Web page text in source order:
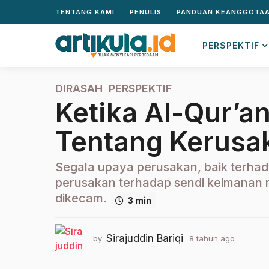
TENTANG KAMI PENULIS PANDUAN
PERSPEKTIF
8
t
a
h
n
g
o
t
a
DIRASAH ,PERSPEKTIF
Ketika Al-
Tentang
Segala upaya perusakan, baik
perusakan terhadap sendi
dikecam.
3 min
by Sirajuddin Bariqi 8 tahun ago